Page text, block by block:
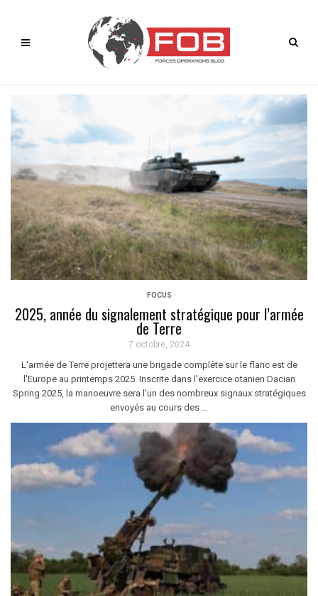
FOCUS
2025, année du signalement stratégique pour l’armée
de Terre
7 octobre, 2024
L'armée de Terre projettera une brigade complète sur le flanc est de
l'Europe au printemps 2025. Inscrite dans l'exercice otanien Dacian
Spring 2025, la manoeuvre sera l'un des nombreux signaux stratégiques
envoyés au cours des ...